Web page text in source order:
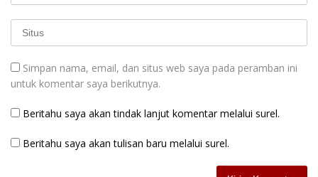
Simpan nama, email, dan situs web saya pada peramban ini
untuk komentar saya berikutnya.
Beritahu saya akan tindak lanjut komentar melalui surel.
Beritahu saya akan tulisan baru melalui surel.